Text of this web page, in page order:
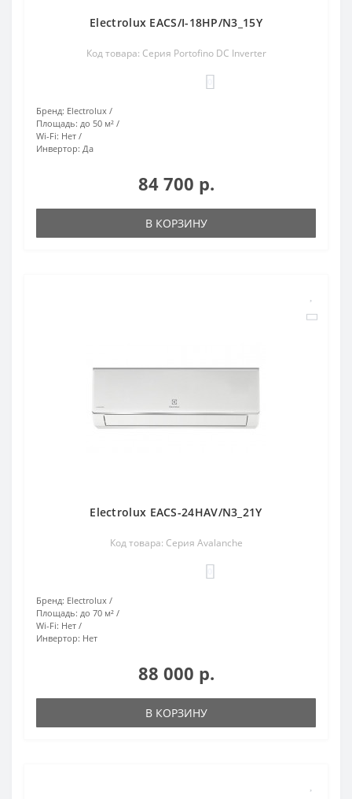
Electrolux EACS/I-18HP/N3_15Y
Код товара: Серия Portofino DC Inverter
Бренд: Electrolux
Площадь: до 50 м²
Wi-Fi: Нет
Инвертор: Да
84 700 р.
В КОРЗИНУ
Electrolux EACS-24HAV/N3_21Y
Код товара: Серия Avalanche
Бренд: Electrolux
Площадь: до 70 м²
Wi-Fi: Нет
Инвертор: Нет
88 000 р.
В КОРЗИНУ